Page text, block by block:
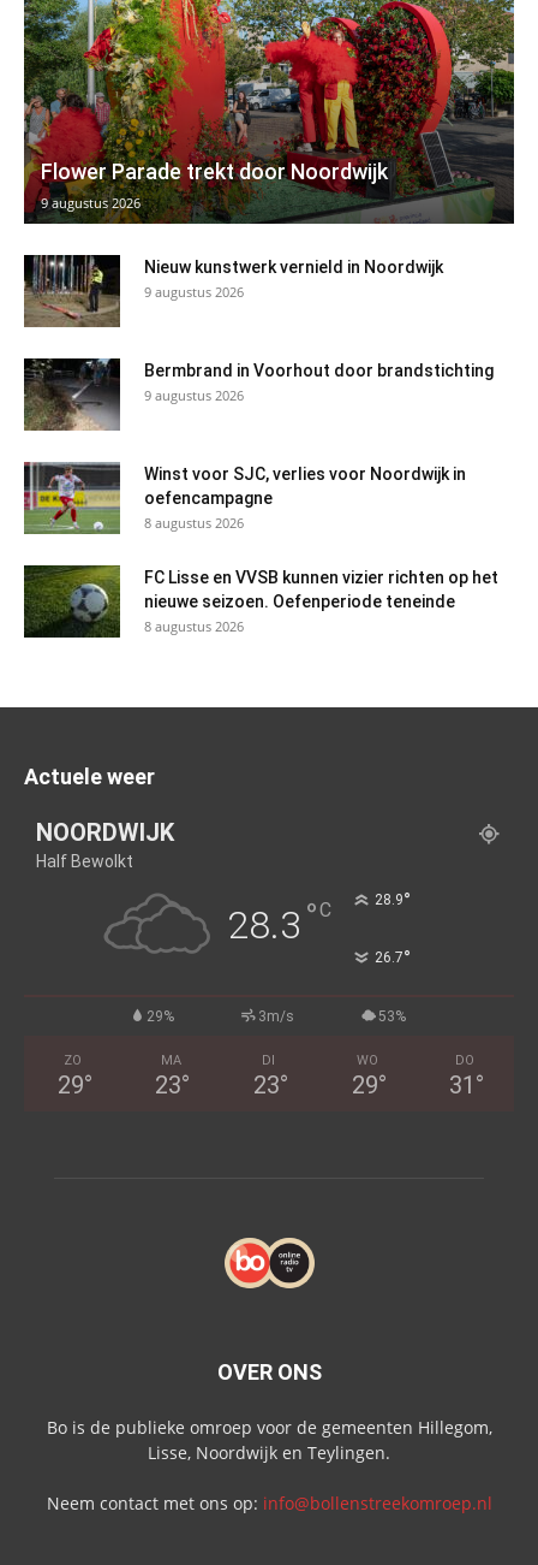
Flower Parade trekt door Noordwijk
9 augustus 2026
Nieuw kunstwerk vernield in Noordwijk
9 augustus 2026
Bermbrand in Voorhout door brandstichting
9 augustus 2026
Winst voor SJC, verlies voor Noordwijk in
oefencampagne
8 augustus 2026
FC Lisse en VVSB kunnen vizier richten op het
nieuwe seizoen. Oefenperiode teneinde
8 augustus 2026
Actuele weer
NOORDWIJK
Half Bewolkt
28.3 °C 28.9°
26.7°
29% 3m/s 53%
ZO
29°
MA
23°
DI
23°
WO
29°
DO
31 °
OVER ONS
Bo is de publieke omroep voor de gemeenten Hillegom,
Lisse, Noordwijk en Teylingen.
Neem contact met ons op: info@bollenstreekomroep.nl